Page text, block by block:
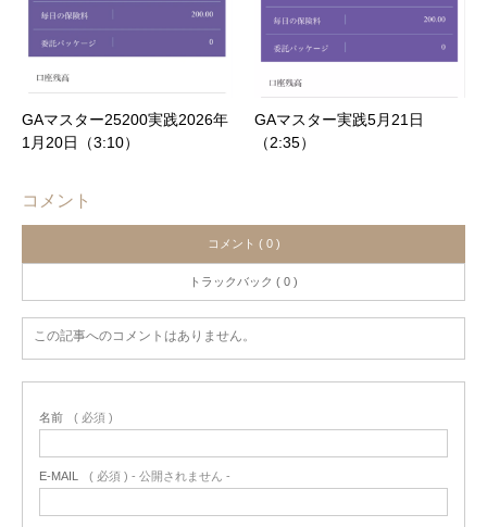
GAマスター25200実践2026年
1月20日（3:10）
GAマスター実践5月21日
（2:35）
コメント
コメント ( 0 )
トラックバック ( 0 )
この記事へのコメントはありません。
名前 ( 必須 )
E-MAIL ( 必須 ) - 公開されません -